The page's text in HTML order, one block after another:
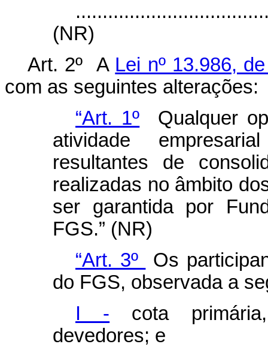
(NR)
Art. 2º A Lei nº 13.986,
com as seguintes alterações:
“Art. 1º Qualquer
atividade
resultantes de
realizadas no âmbito
ser garantida por
FGS.” (NR)
“Art. 3º
Os
do FGS, observada a
I - cota
devedores; e